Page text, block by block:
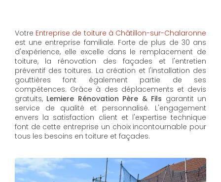
Votre Entreprise de toiture à Châtillon-sur-Chalaronne
est une entreprise familiale. Forte de plus de 30 ans
d'expérience, elle excelle dans le remplacement de
toiture, la rénovation des façades et l'entretien
préventif des toitures. La création et l'installation des
gouttières font également partie de ses
compétences. Grâce à des déplacements et devis
gratuits, Lemiere Rénovation Père & Fils garantit un
service de qualité et personnalisé. L'engagement
envers la satisfaction client et l'expertise technique
font de cette entreprise un choix incontournable pour
tous les besoins en toiture et façades.